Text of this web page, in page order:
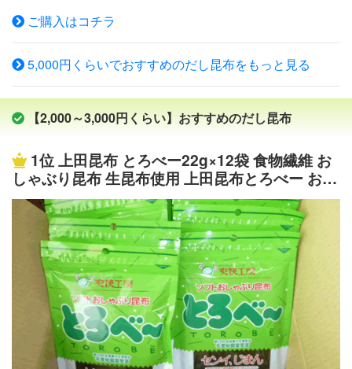
な利尻昆布です。カット品で使いやすい！お鍋やお味噌
汁、煮物の出汁としてご使用ください。 高級【天然】利
尻産昆布です 出し昆布用です 使いやすいカット品 大入り
700gでたっぷり 天然昆布は出汁が良く出ます 利尻産なら
ではのコクのある出汁です
ご購入はコチラ
5,000円くらいでおすすめのだし昆布をもっと見る
【2,000～3,000円くらい】おすすめのだし昆布
1位上田昆布 とろべー22g×12袋 食物繊維 お
しゃぶり昆布 生昆布使用 上田昆布とろべー おや
つに おやつ昆布